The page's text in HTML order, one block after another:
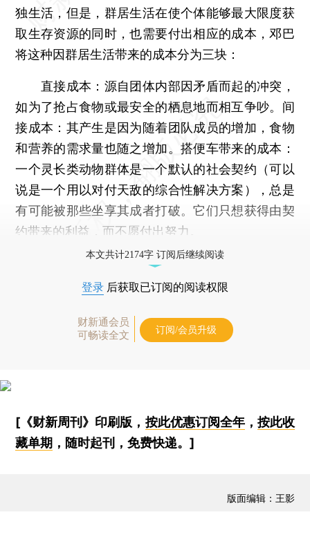
独生活，但是，群居生活在使个体能够最大限度获
取生存资源的同时，也需要付出相应的成本，邓巴
将这种因群居生活带来的成本分为三块：
直接成本：源自团体内部因矛盾而起的冲突，
如为了抢占食物或最安全的栖息地而相互争吵。间
接成本：其产生是因为随着团队成员的增加，食物
和营养的需求量也随之增加。搭便车带来的成本：
一个灵长类动物群体是一个默认的社会契约（可以
说是一个用以对付天敌的综合性解决方案），总是
有可能被那些坐享其成者打破。它们只想获得由契
约带来的利益，而不愿付出努力。
本文共计2174字 订阅后继续阅读
登录 后获取已订阅的阅读权限
财新通会员
可畅读全文
订阅/会员升级
[《财新周刊》印刷版， 按此优惠订阅全年， 按此收
藏单期 ，随时起刊，免费快递。]
版面编辑：王影